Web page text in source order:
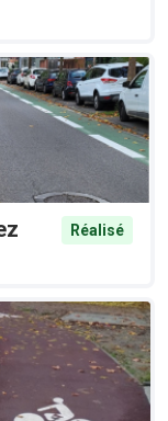
Réalisé